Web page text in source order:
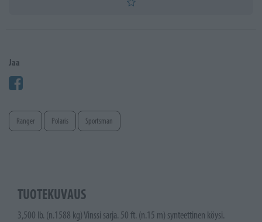
Jaa
Ranger Polaris Sportsman
TUOTEKUVAUS
3,500 lb. (n.1588 kg) Vinssi sarja. 50 ft. (n.15 m) synteettinen köysi.